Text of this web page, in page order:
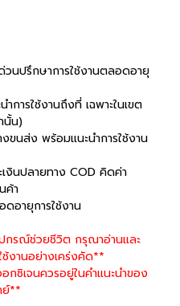
นปรึกษาการใช้งานตลอดอายุ
การใช้งานถึงที่ เฉพาะในเขต
นั้น)
นส่ง พร้อมแนะนำการใช้งาน
งินปลายทาง COD คิดค่า
ค้า
อายุการใช้งาน
กรณ์ช่วยชีวิต กรุณาอ่านและ
ช้งานอย่างเคร่งคัด**
เจนควรอยู่ในคำแนะนำของ
**